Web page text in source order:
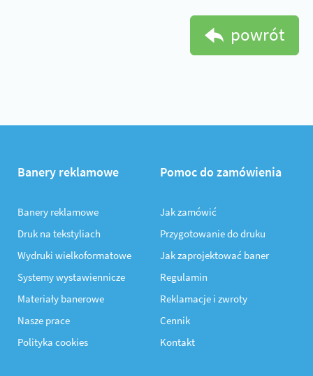
powrót
Banery reklamowe
Banery reklamowe
Druk na tekstyliach
Wydruki wielkoformatowe
Systemy wystawiennicze
Materiały banerowe
Nasze prace
Polityka cookies
Pomoc do zamówienia
Jak zamówić
Przygotowanie do druku
Jak zaprojektować baner
Regulamin
Reklamacje i zwroty
Cennik
Kontakt